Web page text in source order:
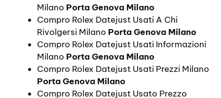
Milano Porta Genova Milano
Compro Rolex Datejust Usati A Chi
Rivolgersi Milano Porta Genova Milano
Compro Rolex Datejust Usati Informazioni
Milano Porta Genova Milano
Compro Rolex Datejust Usati Prezzi Milano
Porta Genova Milano
Compro Rolex Datejust Usato Prezzo